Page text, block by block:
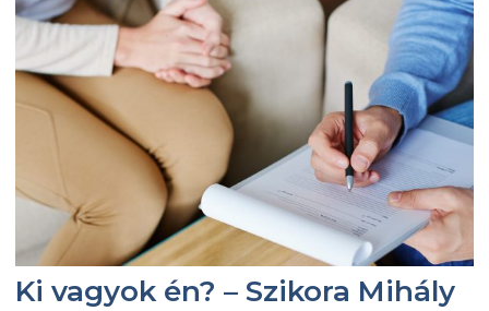
Ki vagyok én? – Szikora Mihály